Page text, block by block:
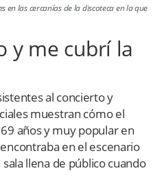
en las cercanías de la discoteca en la que
y me cubrí la
al concierto y
muestran cómo el
años y muy popular en
en el escenario
llena de público cuando